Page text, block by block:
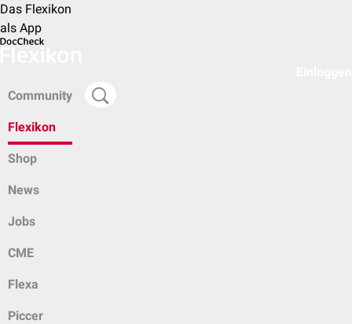
Das Flexikon
als App
Community
Flexikon
Shop
News
Jobs
CME
Flexa
Piccer